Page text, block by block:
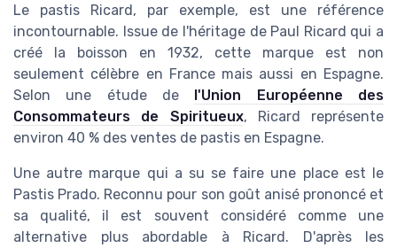
Le pastis Ricard, par exemple, est une référence
incontournable. Issue de l'héritage de Paul Ricard qui a
créé la boisson en 1932, cette marque est non
seulement célèbre en France mais aussi en Espagne.
Selon une étude de l'Union Européenne des
Consommateurs de Spiritueux, Ricard représente
environ 40 % des ventes de pastis en Espagne.
Une autre marque qui a su se faire une place est le
Pastis Prado. Reconnu pour son goût anisé prononcé et
sa qualité, il est souvent considéré comme une
alternative plus abordable à Ricard. D'après les